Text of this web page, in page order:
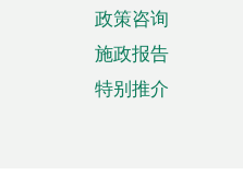
政策咨询
施政报告
特别推介